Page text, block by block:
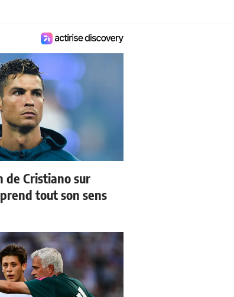
de Cristiano sur
tout son sens